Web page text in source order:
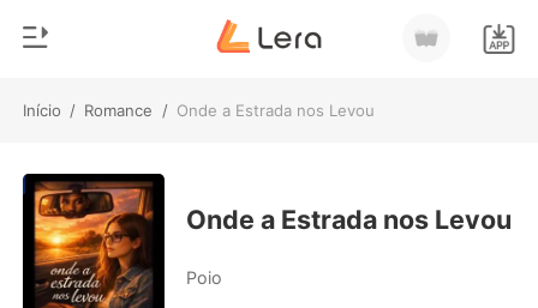
Início / Romance / Onde a Estrada nos Levou
Loja
Histórico
Gênero
Moderno
Lobisomem
Onde a Estrada nos Levou
Poio